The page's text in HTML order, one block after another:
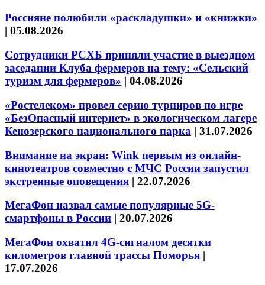
Россияне полюбили «раскладушки» и «книжки»
| 05.08.2026
Сотрудники РСХБ приняли участие в выездном
заседании Клуба фермеров на тему: «Сельский
туризм для фермеров» | 04.08.2026
«Ростелеком» провел серию турниров по игре
«БезОпасный интернет» в экологическом лагере
Кенозерского национального парка | 31.07.2026
Внимание на экран: Wink первым из онлайн-
кинотеатров совместно с МЧС России запустил
экстренные оповещения | 22.07.2026
МегаФон назвал самые популярные 5G-
смартфоны в России | 20.07.2026
МегаФон охватил 4G-сигналом десятки
километров главной трассы Поморья |
17.07.2026